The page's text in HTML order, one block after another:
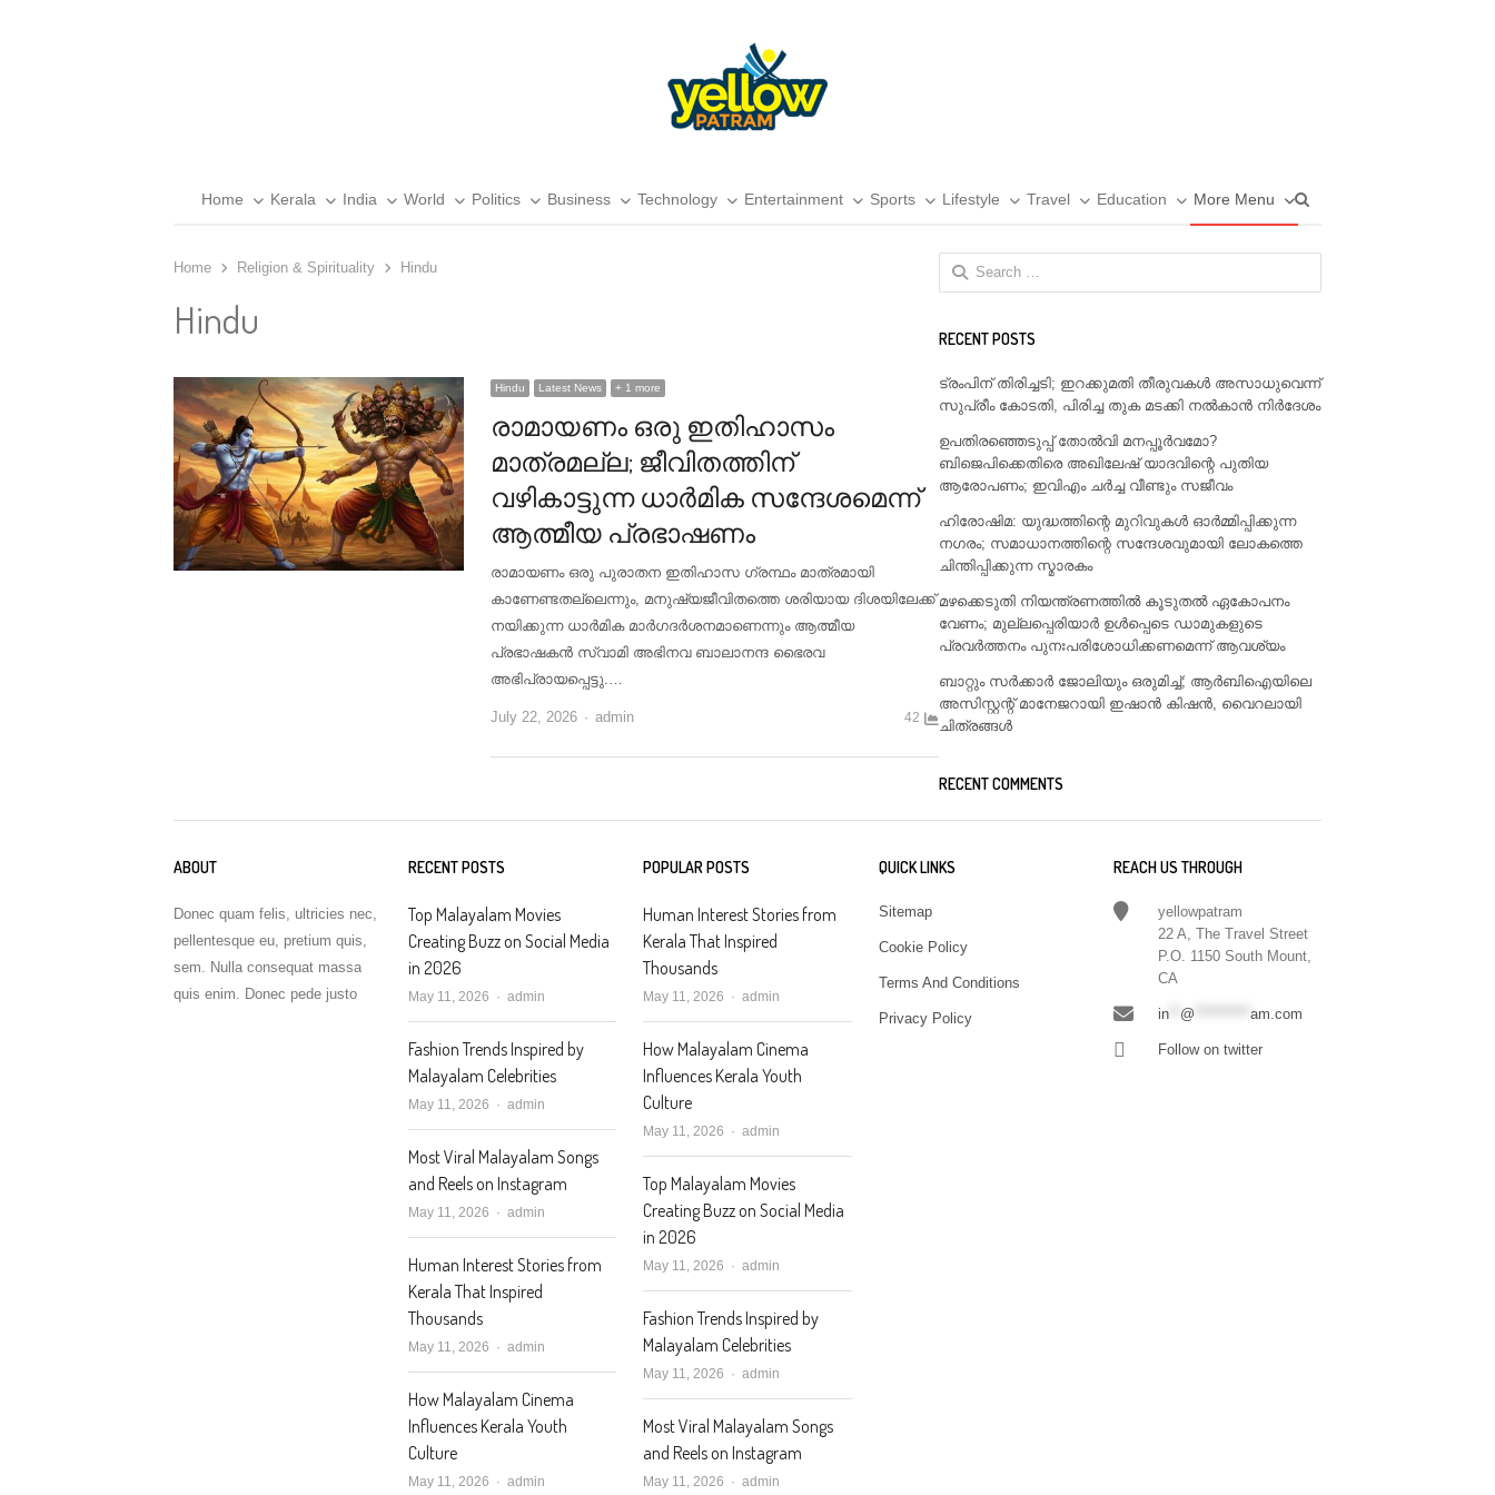
Home Kerala India World Politics Business Technology Entertainment Sports Lifestyle Travel Education More Menu
Home
Religion & Spirituality Hindu
Hindu
Hindu Latest News + 1 more
രാമായണം ഒരു ഇതിഹാസം
മാത്രമല്ല; ജീവിതത്തിന്
വഴികാട്ടുന്ന ധാർമിക സന്ദേശമെന്ന്
ആത്മീയ പ്രഭാഷണം
രാമായണം ഒരു പുരാതന ഇതിഹാസ ഗ്രന്ഥം മാത്രമായി
കാണേണ്ടതല്ലെന്നും, മനുഷ്യജീവിതത്തെ ശരിയായ ദിശയിലേക്ക്
നയിക്കുന്ന ധാർമിക മാർഗദർശനമാണെന്നും ആത്മീയ
പ്രഭാഷകൻ സ്വാമി അഭിനവ ബാലാനന്ദ ഭൈരവ
അഭിപ്രായപ്പെട്ടു.…
July 22, 2026 Author
admin 42
Search
for:
RECENT POSTS
ട്രംപിന് തിരിച്ചടി; ഇറക്കുമതി തീരുവകൾ അസാധുവെന്ന്
സുപ്രീം കോടതി, പിരിച്ച തുക മടക്കി നൽകാൻ നിർദേശം
ഉപതിരഞ്ഞെടുപ്പ് തോൽവി മനപ്പൂർവമോ?
ബിജെപിക്കെതിരെ അഖിലേഷ് യാദവിന്റെ പുതിയ
ആരോപണം; ഇവിഎം ചർച്ച വീണ്ടും സജീവം
ഹിരോഷിമ: യുദ്ധത്തിന്റെ മുറിവുകൾ ഓർമ്മിപ്പിക്കുന്ന
നഗരം; സമാധാനത്തിന്റെ സന്ദേശവുമായി ലോകത്തെ
ചിന്തിപ്പിക്കുന്ന സ്മാരകം
മഴക്കെടുതി നിയന്ത്രണത്തിൽ കൂടുതൽ ഏകോപനം
വേണം; മുല്ലപ്പെരിയാർ ഉൾപ്പെടെ ഡാമുകളുടെ
പ്രവർത്തനം പുനഃപരിശോധിക്കണമെന്ന് ആവശ്യം
ബാറ്റും സർക്കാർ ജോലിയും ഒരുമിച്ച്; ആർബിഐയിലെ
അസിസ്റ്റന്റ് മാനേജറായി ഇഷാൻ കിഷൻ, വൈറലായി
ചിത്രങ്ങൾ
RECENT COMMENTS
ABOUT
Donec quam felis, ultricies nec,
pellentesque eu, pretium quis,
sem. Nulla consequat massa
quis enim. Donec pede justo
RECENT POSTS
Top Malayalam Movies
Creating Buzz on Social Media
in 2026
May 11, 2026 Author
admin
Fashion Trends Inspired by
Malayalam Celebrities
May 11, 2026 Author
admin
Most Viral Malayalam Songs
and Reels on Instagram
May 11, 2026 Author
admin
Human Interest Stories from
Kerala That Inspired
Thousands
May 11, 2026 Author
admin
How Malayalam Cinema
Influences Kerala Youth
Culture
May 11, 2026 Author
admin
POPULAR POSTS
Human Interest Stories from
Kerala That Inspired
Thousands
May 11, 2026 Author
admin
How Malayalam Cinema
Influences Kerala Youth
Culture
May 11, 2026 Author
admin
Top Malayalam Movies
Creating Buzz on Social Media
in 2026
May 11, 2026 Author
admin
Fashion Trends Inspired by
Malayalam Celebrities
May 11, 2026 Author
admin
Most Viral Malayalam Songs
and Reels on Instagram
May 11, 2026 Author
admin
QUICK LINKS
Sitemap
Cookie Policy
Terms And Conditions
Privacy Policy
REACH US THROUGH
yellowpatram
22 A, The Travel Street
P.O. 1150 South Mount,
CA
in** @ am.com
Follow on twitter